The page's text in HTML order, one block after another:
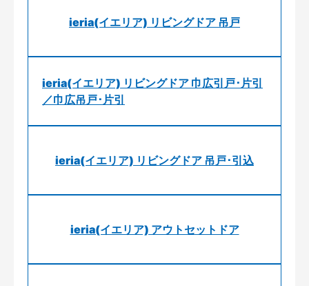
ieria(イエリア) リビングドア 吊戸
ieria(イエリア) リビングドア 巾広引戸･片引
／巾広吊戸･片引
ieria(イエリア) リビングドア 吊戸･引込
ieria(イエリア) アウトセットドア